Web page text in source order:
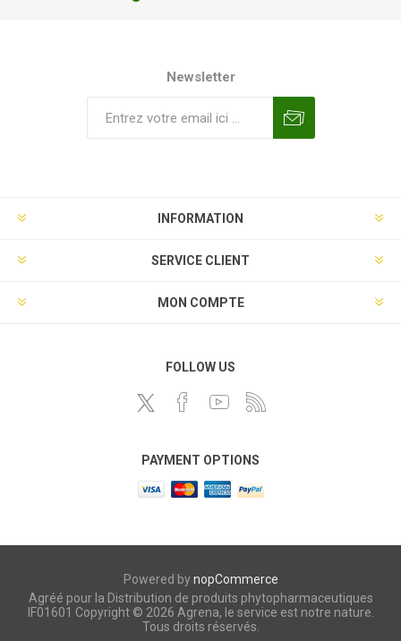
Newsletter
INFORMATION
SERVICE CLIENT
MON COMPTE
FOLLOW US
PAYMENT OPTIONS
Powered bynopCommerce
Agréé pour la Distribution de produits phytopharmaceutiques
IF01601 Copyright © 2026 Agrena, le service est notre nature.
Tous droits réservés.